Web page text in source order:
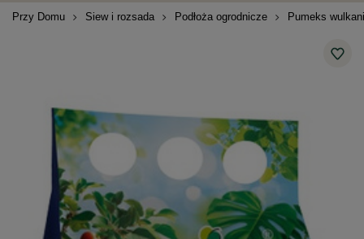
Przy Domu Siew i rozsada Podłoża ogrodnicze Pumeks